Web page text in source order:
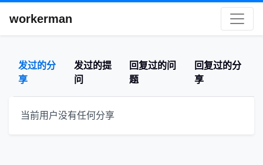
workerman
发过的分
享
发过的提
问
回复过的问
题
回复过的分
享
当前用户没有任何分享